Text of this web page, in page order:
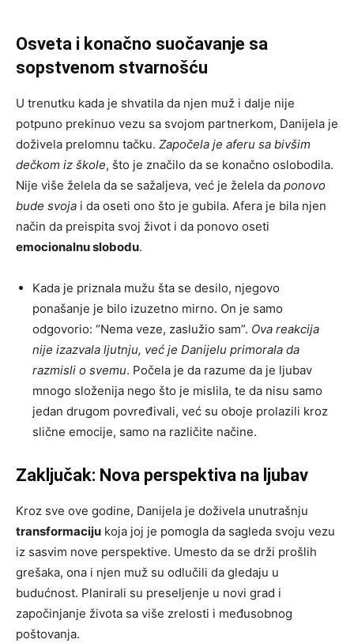
Osveta i konačno suočavanje sa
sopstvenom stvarnošću
U trenutku kada je shvatila da njen muž i dalje nije
potpuno prekinuo vezu sa svojom partnerkom, Danijela je
doživela prelomnu tačku. Započela je aferu sa bivšim
dečkom iz škole, što je značilo da se konačno oslobodila.
Nije više želela da se sažaljeva, već je želela da ponovo
bude svoja i da oseti ono što je gubila. Afera je bila njen
način da preispita svoj život i da ponovo oseti
emocionalnu slobodu.
Kada je priznala mužu šta se desilo, njegovo
ponašanje je bilo izuzetno mirno. On je samo
odgovorio: “Nema veze, zaslužio sam”. Ova reakcija
nije izazvala ljutnju, već je Danijelu primorala da
razmisli o svemu. Počela je da razume da je ljubav
mnogo složenija nego što je mislila, te da nisu samo
jedan drugom povređivali, već su oboje prolazili kroz
slične emocije, samo na različite načine.
Zaključak: Nova perspektiva na ljubav
Kroz sve ove godine, Danijela je doživela unutrašnju
transformaciju koja joj je pomogla da sagleda svoju vezu
iz sasvim nove perspektive. Umesto da se drži prošlih
grešaka, ona i njen muž su odlučili da gledaju u
budućnost. Planirali su preseljenje u novi grad i
započinjanje života sa više zrelosti i međusobnog
poštovanja.